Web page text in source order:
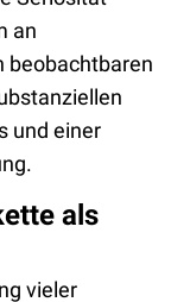
an
beobachtbaren
und einer
als
vieler